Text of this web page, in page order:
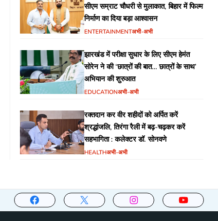
सीएम सम्राट चौधरी से मुलाकात, बिहार में फिल्म
निर्माण का दिया बड़ा आश्वासन
ENTERTAINMENTअभी-अभी
झारखंड में परीक्षा सुधार के लिए सीएम हेमंत
सोरेन ने की ‘छात्रों की बात… छात्रों के साथ’
अभियान की शुरुआत
EDUCATIONअभी-अभी
रक्तदान कर वीर शहीदों को अर्पित करें
श्रद्धांजलि, तिरंगा रैली में बढ़-चढ़कर करें
सहभागिता : कलेक्टर डॉ. सोनवणे
HEALTHअभी-अभी